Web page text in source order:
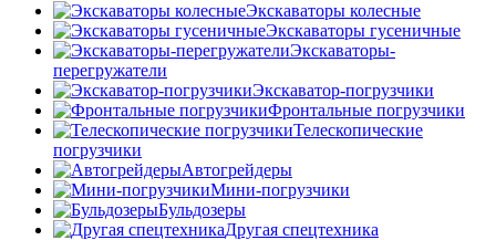
Экскаваторы колесные
Экскаваторы гусеничные
Экскаваторы-
перегружатели
Экскаватор-погрузчики
Фронтальные погрузчики
Телескопические
погрузчики
Автогрейдеры
Мини-погрузчики
Бульдозеры
Другая спецтехника